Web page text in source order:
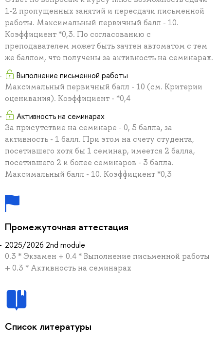
1-2 пропущенных занятий и пересдачи письменной
работы. Максимальный первичный балл - 10.
Коэффициент *0,3. По согласованию с
преподавателем может быть зачтен автоматом с тем
же баллом, что получены за активность на семинарах.
Выполнение письменной работы
Максимальный первичный балл - 10 (см. Критерии
оценивания). Коэффициент - *0,4
Активность на семинарах
За присутствие на семинаре - 0, 5 балла, за
активность - 1 балл. При этом на счету студента,
посетившего хотя бы 1 семинар, имеется 2 балла,
посетившего 2 и более семинаров - 3 балла.
Максимальный балл - 10. Коэффициент *0,3
Промежуточная аттестация
2025/2026 2nd module
0.3 * Экзамен + 0.4 * Выполнение письменной работы
+ 0.3 * Активность на семинарах
Список литературы